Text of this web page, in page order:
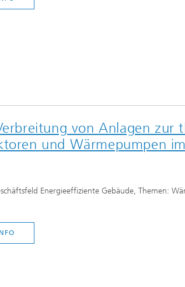
von Anlagen zur
und Wärmepumpen
Energieeffiziente Gebäude, Themen: